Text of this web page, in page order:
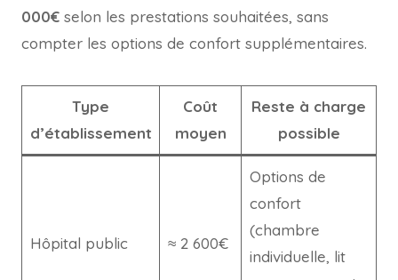
000€ selon les prestations souhaitées, sans
compter les options de confort supplémentaires.
Type
d’établissement
Coût
moyen
Reste à charge
possible
Hôpital public ≈ 2 600€
Options de
confort
(chambre
individuelle, lit